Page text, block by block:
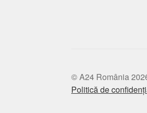
© A24 România
Politică de